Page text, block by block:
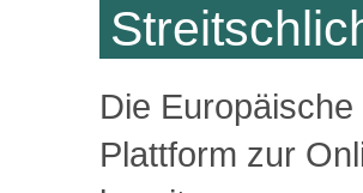
Die
Plattform zur